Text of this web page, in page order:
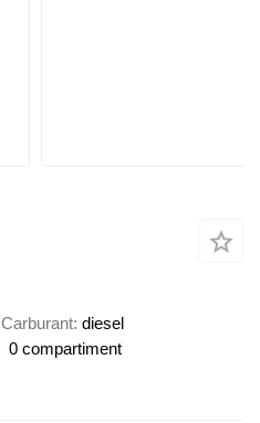
Carburant diesel
0 compartiment